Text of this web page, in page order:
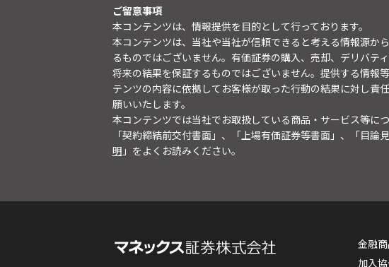
ご留意事項
本コンテンツは、情報提供を目的として行っております。
本コンテンツは、当社や当社が信頼できると考える情報源か
るものではございません。有価証券の購入、売却、デリバテ
将来の結果を保証するものではございません。提供する情報
テンツの内容に依拠してお客様が取った行動の結果に対し責
願いいたします。
本コンテンツでは当社でお取扱している商品・サービス等に
「契約締結前交付書面」、「上場有価証券等書面」、「目
明 」をよくお読みください。
金融